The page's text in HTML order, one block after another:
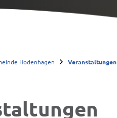
Hodenhagen Veranstaltungen